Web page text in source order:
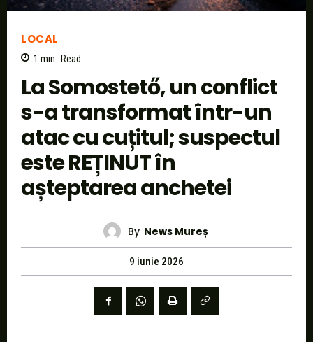
LOCAL
1 min. Read
La Somostető, un conflict
s-a transformat într-un
atac cu cuțitul; suspectul
este REȚINUT în
așteptarea anchetei
By News Mureș
9 iunie 2026